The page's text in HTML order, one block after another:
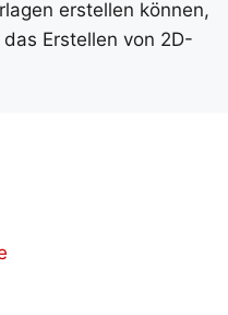
erstellen können,
Erstellen von 2D-